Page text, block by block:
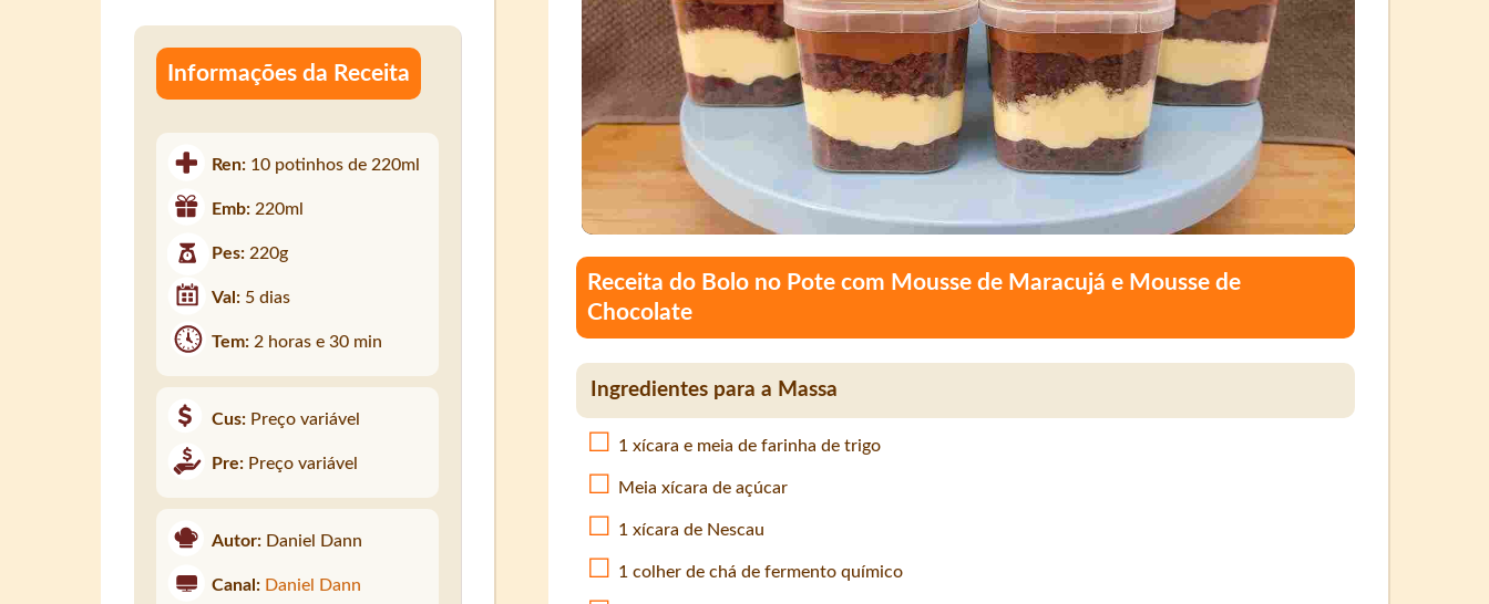
Receita do Bolo no Pote com Mousse de Maracujá e Mousse de
Chocolate
Ingredientes para a Massa
1 xícara e meia de farinha de trigo
Meia xícara de açúcar
1 xícara de Nescau
1 colher de chá de fermento químico
Informações da Receita
Ren: 10 potinhos de 220ml
Emb: 220ml
Pes: 220g
Val: 5 dias
Tem: 2 horas e 30 min
Cus: Preço variável
Pre: Preço variável
Autor: Daniel Dann
Canal: Daniel Dann